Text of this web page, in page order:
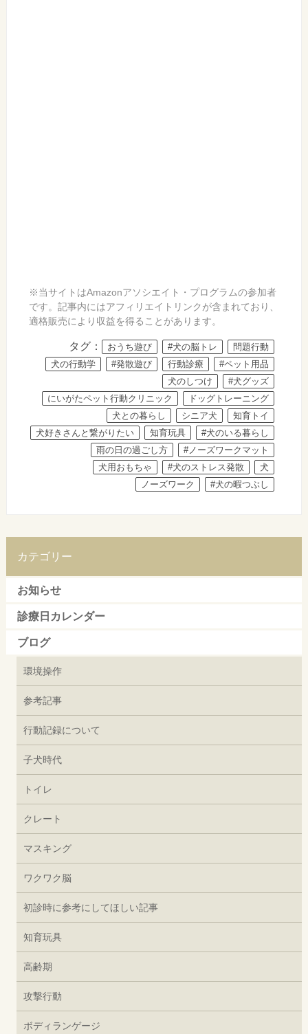
※当サイトはAmazonアソシエイト・プログラムの参加者
です。記事内にはアフィリエイトリンクが含まれており、
適格販売により収益を得ることがあります。
タグ： おうち遊び #犬の脳トレ
問題行動
犬の行動学
#発散遊び 行動診療
#ペット用品
犬のしつけ
#犬グッズ
にいがたペット行動クリニック
ドッグトレーニング
犬との暮らし
シニア犬
知育トイ
犬好きさんと繋がりたい
知育玩具
#犬のいる暮らし
雨の日の過ごし方
#ノーズワークマット
犬用おもちゃ
#犬のストレス発散
犬
ノーズワーク
#犬の暇つぶし
カテゴリー
お知らせ
診療日カレンダー
ブログ
環境操作
参考記事
行動記録について
子犬時代
トイレ
クレート
マスキング
ワクワク脳
初診時に参考にしてほしい記事
知育玩具
高齢期
攻撃行動
ボディランゲージ